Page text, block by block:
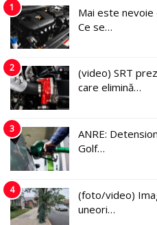
1
Mai este nevoie
Ce se…
2
(video) SRT
care elimină…
3
ANRE:
Golf…
4
(foto/video)
uneori…